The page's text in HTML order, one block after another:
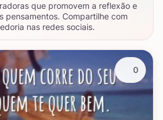
que promovem a reflexão e
pensamentos. Compartilhe com
nas redes sociais.
0